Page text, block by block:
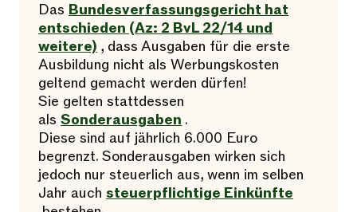
Das Bundesverfassungsgericht hat
entschieden (Az: 2 BvL 22/14 und
weitere) , dass Ausgaben für die erste
Ausbildung nicht als Werbungskosten
geltend gemacht werden dürfen!
Sie gelten stattdessen
als Sonderausgaben .
Diese sind auf jährlich 6.000 Euro
begrenzt. Sonderausgaben wirken sich
jedoch nur steuerlich aus, wenn im selben
Jahr auch steuerpflichtige Einkünfte